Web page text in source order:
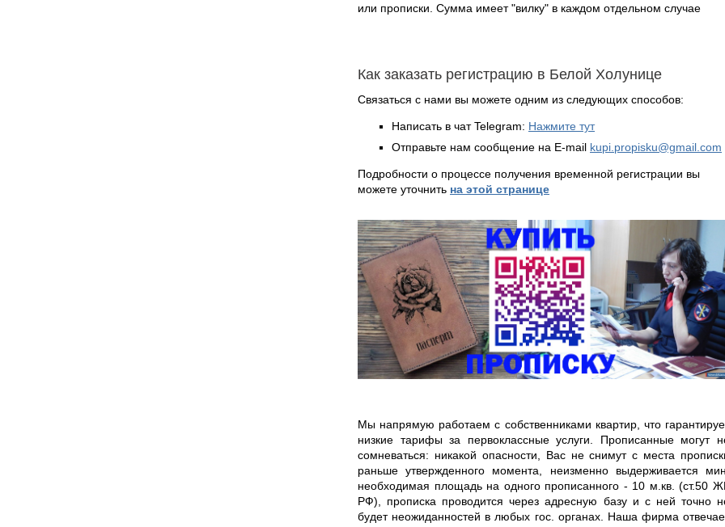
или прописки. Сумма имеет "вилку" в каждом отдельном случае
Как заказать регистрацию в Белой Холунице
Связаться с нами вы можете одним из следующих способов:
Написать в чат Telegram: Нажмите тут
Отправьте нам сообщение на E-mail kupi.propisku@gmail.com
Подробности о процессе получения временной регистрации вы
можете уточнить на этой странице
Мы напрямую работаем с собственниками квартир, что
низкие тарифы за первоклассные услуги. Прописанные могут
сомневаться: никакой опасности, Вас не снимут с места
раньше утвержденного момента, неизменно выдерживается мин.
необходимая площадь на одного прописанного - 10 м.кв. (ст.50
РФ), прописка проводится через адресную базу и с ней точно
будет неожиданностей в любых гос. органах. Наша фирма